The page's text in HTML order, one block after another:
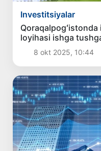
Investitsiyalar
loyihasi ishga
ziyod aholi ishli boʻldi
8 okt 2025, 10:44